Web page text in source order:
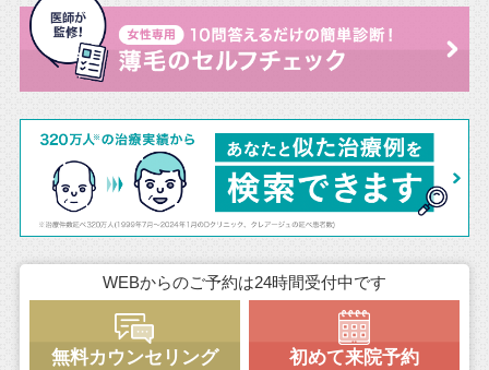
WEBからのご予約は24時間受付中です
無料カウンセリング 初めて来院予約